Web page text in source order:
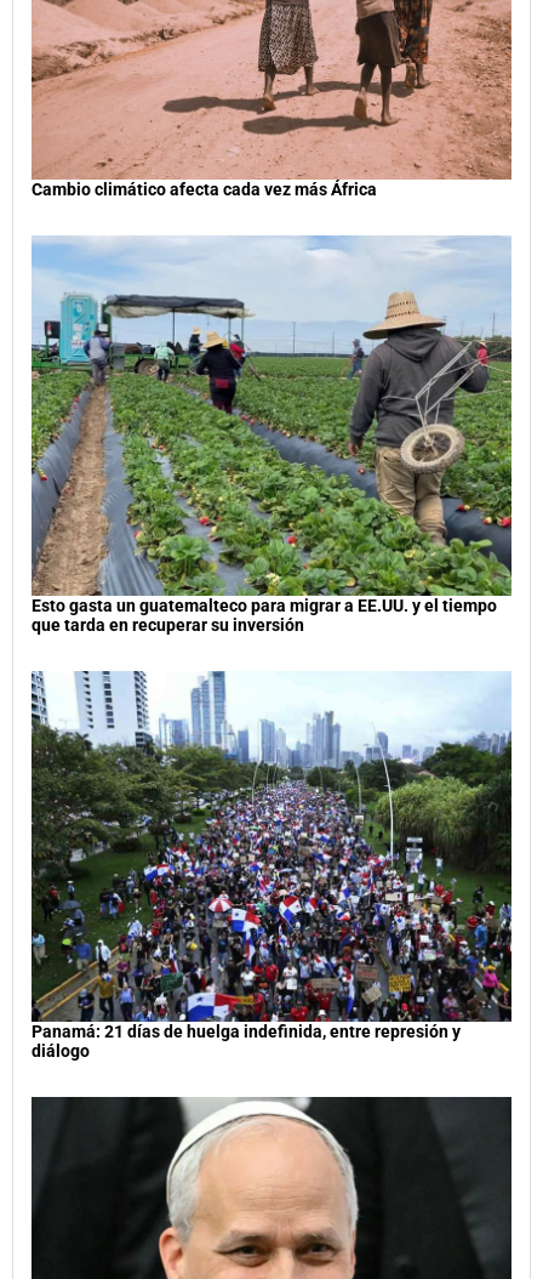
Cambio climático afecta cada vez más África
Esto gasta un guatemalteco para migrar a EE.UU. y el tiempo
que tarda en recuperar su inversión
Panamá: 21 días de huelga indefinida, entre represión y
diálogo